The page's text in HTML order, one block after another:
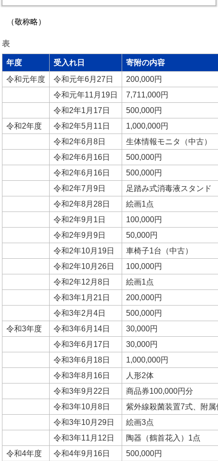
（敬称略）
表
年度 受入れ日
寄附の内容
令和元年度
令和元年6月27日
200,000円
令和元年11月19日
7,711,000円
令和2年1月17日
500,000円
令和2年度
令和2年5月11日
1,000,000円
令和2年6月8日
生体情報モニタ（中古）
令和2年6月16日
500,000円
令和2年6月16日
500,000円
令和2年7月9日
足踏み式消毒液スタンド
令和2年8月28日
絵画1点
令和2年9月1日
100,000円
令和2年9月9日
50,000円
令和2年10月19日
車椅子1台（中古）
令和2年10月26日
100,000円
令和2年12月8日
絵画1点
令和3年1月21日
200,000円
令和3年2月4日
500,000円
令和3年度
令和3年6月14日
30,000円
令和3年6月17日
30,000円
令和3年6月18日
1,000,000円
令和3年8月16日
人形2体
令和3年9月22日
商品券100,000円分
令和3年10月8日
紫外線殺菌装置7式、附
令和3年10月29日
絵画3点
令和3年11月12日
陶器（鶴首花入）1点
令和4年度
令和4年9月16日
500,000円